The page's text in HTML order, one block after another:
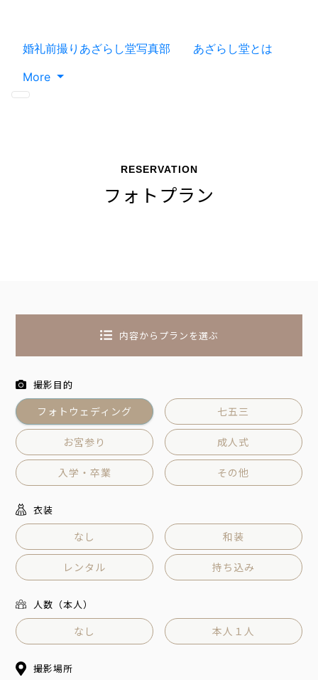
婚礼前撮りあざらし堂写真部
あざらし堂とは
More
RESERVATION
フォトプラン
内容からプランを選ぶ
撮影目的
フォトウェディング 七五三
お宮参り 成人式
入学・卒業 その他
衣装
なし 和装
レンタル 持ち込み
人数（本人）
なし 本人１人
撮影場所